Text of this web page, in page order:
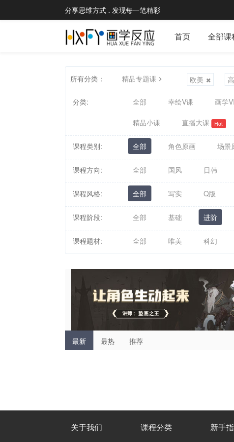
分享思维方式 . 发现每一笔精彩
首页 全部课
所有分类： 精品专题课 欧美
分类: 全部 幸绘V课 画学
精品小课 直播大课 Hot
课程类别: 全部 角色原画 场景
课程方向: 全部 国风 日韩
课程风格: 全部 写实 Q版
课程阶段: 全部 基础 进阶
课程题材: 全部 唯美 科幻
最新 最热 推荐
关于我们 课程分类 新手